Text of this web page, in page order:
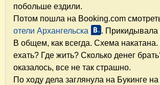
побольше ездили.
Потом пошла на Booking.com
отели Архангельска
. Прикидывала
В общем, как всегда. Схема накатана.
ехать? Где жить? Сколько денег
оказалось, все не так страшно.
По ходу дела заглянула на Букинге на